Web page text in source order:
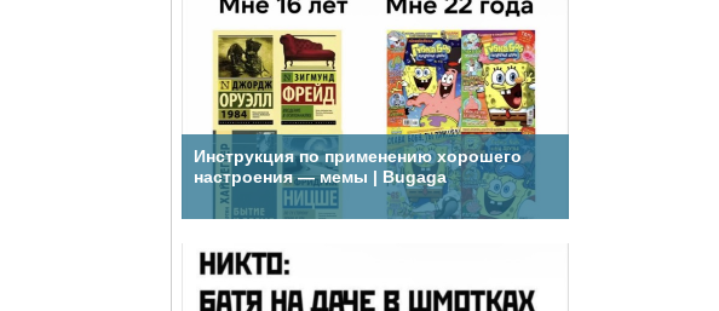
Инструкция по применению хорошего
настроения — мемы | Bugaga